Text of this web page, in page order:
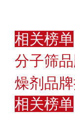
相关榜单
分子筛
燥剂品
相关榜单